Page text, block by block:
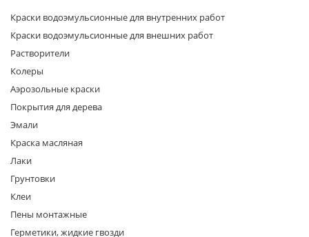
Краски водоэмульсионные для внутренних работ
Краски водоэмульсионные для внешних работ
Растворители
Колеры
Аэрозольные краски
Покрытия для дерева
Эмали
Краска масляная
Лаки
Грунтовки
Клеи
Пены монтажные
Герметики, жидкие гвозди